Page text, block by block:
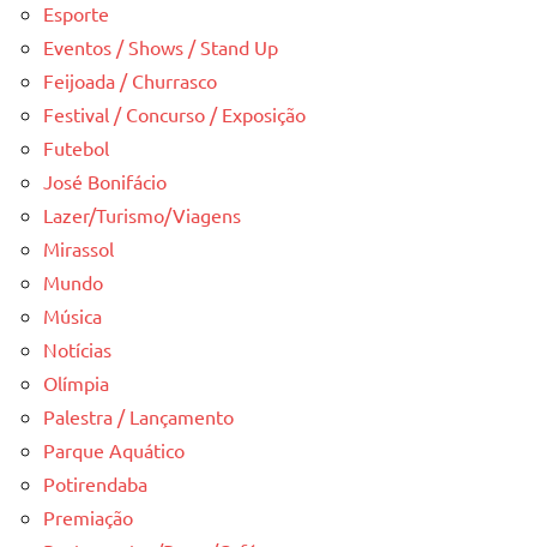
Esporte
Eventos / Shows / Stand Up
Feijoada / Churrasco
Festival / Concurso / Exposição
Futebol
José Bonifácio
Lazer/Turismo/Viagens
Mirassol
Mundo
Música
Notícias
Olímpia
Palestra / Lançamento
Parque Aquático
Potirendaba
Premiação